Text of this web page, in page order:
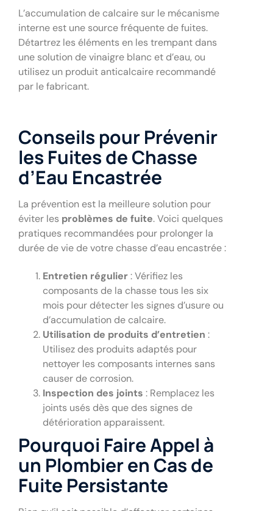
L’accumulation de calcaire sur le mécanisme
interne est une source fréquente de fuites.
Détartrez les éléments en les trempant dans
une solution de vinaigre blanc et d’eau, ou
utilisez un produit anticalcaire recommandé
par le fabricant.
Conseils pour Prévenir
les Fuites de Chasse
d’Eau Encastrée
La prévention est la meilleure solution pour
éviter les problèmes de fuite. Voici quelques
pratiques recommandées pour prolonger la
durée de vie de votre chasse d’eau encastrée :
Entretien régulier: Vérifiez les
composants de la chasse tous les six
mois pour détecter les signes d’usure ou
d’accumulation de calcaire.
Utilisation de produits d’entretien :
Utilisez des produits adaptés pour
nettoyer les composants internes sans
causer de corrosion.
Inspection des joints : Remplacez les
joints usés dès que des signes de
détérioration apparaissent.
Pourquoi Faire Appel à
un Plombier en Cas de
Fuite Persistante